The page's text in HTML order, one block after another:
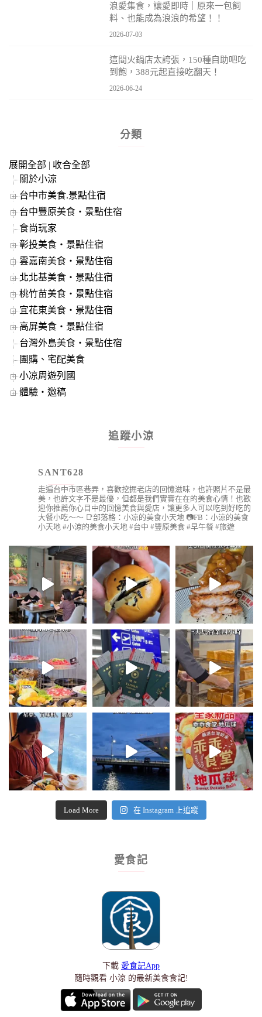
浪愛集食，讓愛即時｜原來一包飼
料、也能成為浪浪的希望！！
2026-07-03
這間火鍋店太誇張，150種自助吧吃
到飽，388元起直接吃翻天！
2026-06-24
分類
展開全部 | 收合全部
關於小涼
台中市美食.景點住宿
台中豐原美食‧景點住宿
食尚玩家
彰投美食‧景點住宿
雲嘉南美食‧景點住宿
北北基美食‧景點住宿
桃竹苗美食‧景點住宿
宜花東美食‧景點住宿
高屏美食‧景點住宿
台灣外島美食‧景點住宿
團購、宅配美食
小凉周遊列國
體驗‧邀稿
追蹤小涼
SANT628
走遍台中市區巷弄，喜歡挖掘老店的回憶滋味，也許照片不是最
美，也許文字不是最優，但都是我們實實在在的美食心情！也歡
迎你推薦你心目中的回憶美食與愛店，讓更多人可以吃到好吃的
大餐小吃～～ 📑部落格：小凉的美食小天地 📷FB：小涼的美食
小天地 #小涼的美食小天地 #台中 #豐原美食 #早午餐 #旅遊
Load More 在 Instagram 上追蹤
愛食記
下載 愛食記App
隨時觀看 小涼 的最新美食食記!